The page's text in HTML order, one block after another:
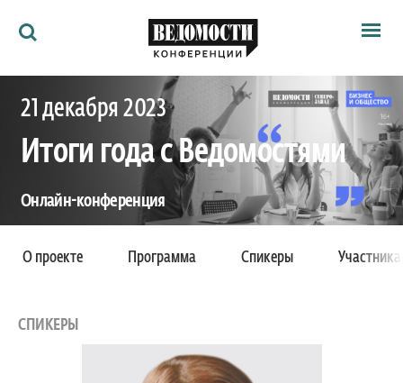
О нас
Ведомости
Как потратить
21 декабря 2023
Итоги года с Ведомостями
Онлайн-конференция
О проекте Программа Спикеры
СПИКЕРЫ